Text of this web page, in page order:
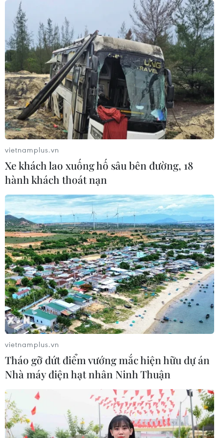
05/08/2026 15:29
Israel và Liban không đạt tiến triển
trong ngày đàm phán đầu tiên
05/08/2026 15:01
Xung đột tại Trung Đông: Tàu hàng
Ấn Độ bị đánh chìm trên Biển Đỏ
Israel phát triển xét nghiệm máu đơn
giản giúp phát hiện sớm ung thư
phổi
05/08/2026 03:42
Italy có thể tham gia cơ chế xác minh
giải giáp Hezbollah tại Nam Liban
04/08/2026 22:42
Iran-Oman đàm phán thiết lập tuyến
hàng hải mới qua eo biển Hormuz
Cố vấn quân sự Iran tiết lộ
sốc, tuyên bố hàng trăm binh sĩ Mỹ
đã thiệt mạng
04/08/2026 15:51
vietnamplus.vn
Xe khách lao xuống hố sâu bên đường, 18
hành khách thoát nạn
vietnamplus.vn
Tháo gỡ dứt điểm vướng mắc hiện hữu dự án
Nhà máy điện hạt nhân Ninh Thuận